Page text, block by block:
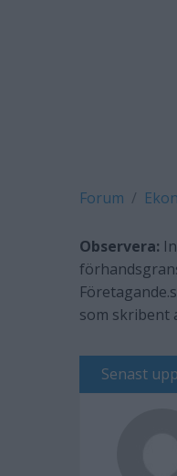
Forum
Observera:
som skribent
Senast